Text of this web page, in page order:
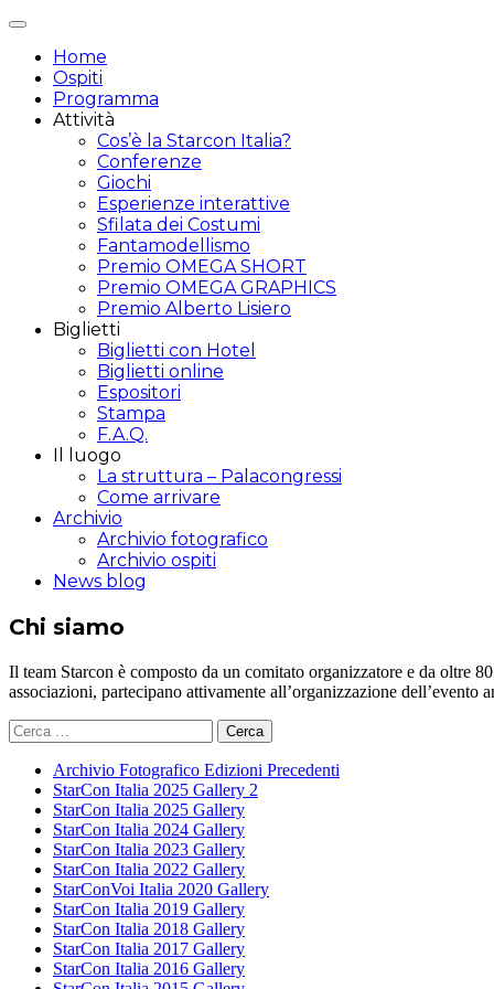
Attiva/disattiva
navigazione
Home
Ospiti
Programma
Attività
Cos’è la Starcon Italia?
Conferenze
Giochi
Esperienze interattive
Sfilata dei Costumi
Fantamodellismo
Premio OMEGA SHORT
Premio OMEGA GRAPHICS
Premio Alberto Lisiero
Biglietti
Biglietti con Hotel
Biglietti online
Espositori
Stampa
F.A.Q.
Il luogo
La struttura – Palacongressi
Come arrivare
Archivio
Archivio fotografico
Archivio ospiti
News blog
Chi siamo
Il team Starcon è composto da un comitato organizzatore e da oltre
associazioni, partecipano attivamente all’organizzazione
Ricerca
per:
Archivio Fotografico Edizioni Precedenti
StarCon Italia 2025 Gallery 2
StarCon Italia 2025 Gallery
StarCon Italia 2024 Gallery
StarCon Italia 2023 Gallery
StarCon Italia 2022 Gallery
StarConVoi Italia 2020 Gallery
StarCon Italia 2019 Gallery
StarCon Italia 2018 Gallery
StarCon Italia 2017 Gallery
StarCon Italia 2016 Gallery